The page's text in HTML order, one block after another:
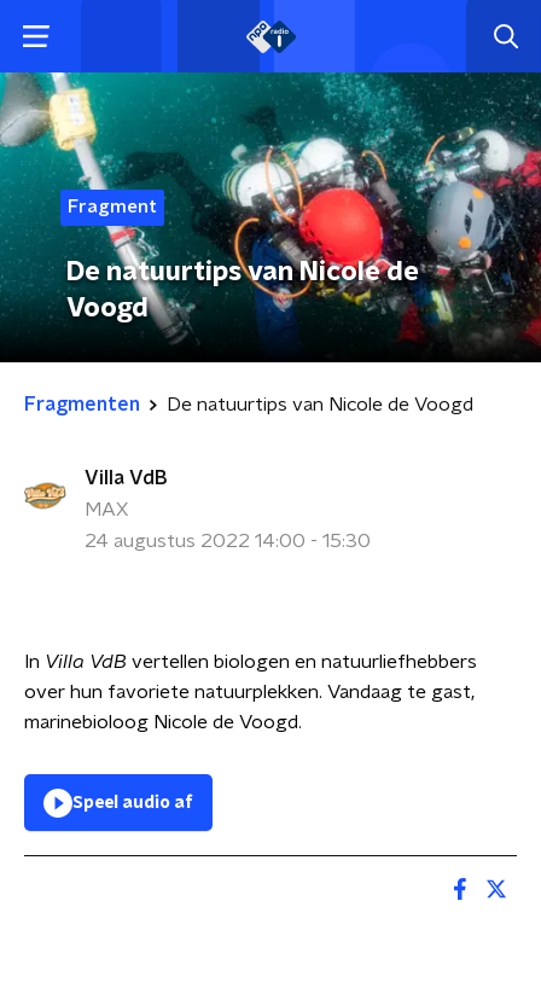
Fragment
De natuurtips van Nicole de
Voogd
Fragmenten De natuurtips van Nicole de Voogd
Villa VdB
MAX
24 augustus 2022 14:00 - 15:30
In Villa VdB vertellen biologen en natuurliefhebbers
over hun favoriete natuurplekken. Vandaag te gast,
marinebioloog Nicole de Voogd.
Speel audio af